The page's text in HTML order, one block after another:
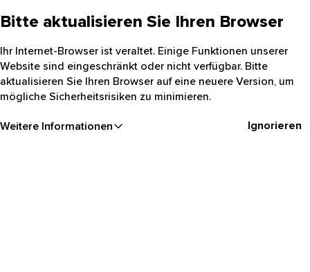
Bitte aktualisieren Sie Ihren Browser
Ihr Internet-Browser ist veraltet. Einige Funktionen unserer
Website sind eingeschränkt oder nicht verfügbar. Bitte
aktualisieren Sie Ihren Browser auf eine neuere Version, um
mögliche Sicherheitsrisiken zu minimieren.
Weitere Informationen Ignorieren